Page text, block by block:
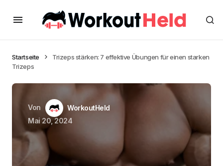
Startseite
Trizeps stärken: 7 effektive Übungen für einen starken
Trizeps
Von
WorkoutHeld
Mai 20, 2024